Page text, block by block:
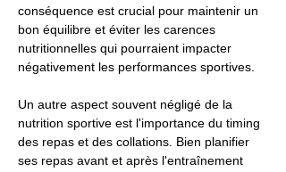
conséquence est crucial pour maintenir un
bon équilibre et éviter les carences
nutritionnelles qui pourraient impacter
négativement les performances sportives.
Un autre aspect souvent négligé de la
nutrition sportive est l'importance du timing
des repas et des collations. Bien planifier
ses repas avant et après l'entraînement